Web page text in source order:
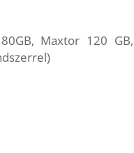
Maxtor 120 GB,